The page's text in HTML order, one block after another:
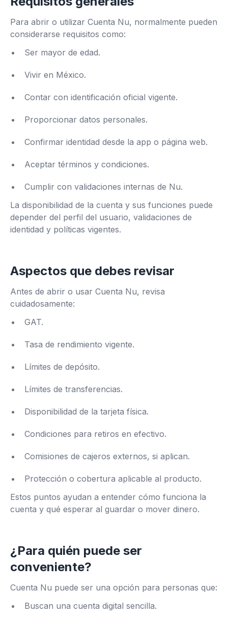
Para abrir o utilizar Cuenta Nu, normalmente pueden
considerarse requisitos como:
Ser mayor de edad.
Vivir en México.
Contar con identificación oficial vigente.
Proporcionar datos personales.
Confirmar identidad desde la app o página web.
Aceptar términos y condiciones.
Cumplir con validaciones internas de Nu.
La disponibilidad de la cuenta y sus funciones puede
depender del perfil del usuario, validaciones de
identidad y políticas vigentes.
Aspectos que debes revisar
Antes de abrir o usar Cuenta Nu, revisa
cuidadosamente:
GAT.
Tasa de rendimiento vigente.
Límites de depósito.
Límites de transferencias.
Disponibilidad de la tarjeta física.
Condiciones para retiros en efectivo.
Comisiones de cajeros externos, si aplican.
Protección o cobertura aplicable al producto.
Estos puntos ayudan a entender cómo funciona la
cuenta y qué esperar al guardar o mover dinero.
¿Para quién puede ser
conveniente?
Cuenta Nu puede ser una opción para personas que:
Buscan una cuenta digital sencilla.